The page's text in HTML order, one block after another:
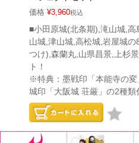
価格 ¥3,960税込
■小田原城(北条期),滝山城,高
山城,津山城,高松城,岩屋城の
つけ),森蘭丸,山県昌景,上杉
ト！
※特典：墨戦印「本能寺の変
城印「大阪城 荘厳」の2種類